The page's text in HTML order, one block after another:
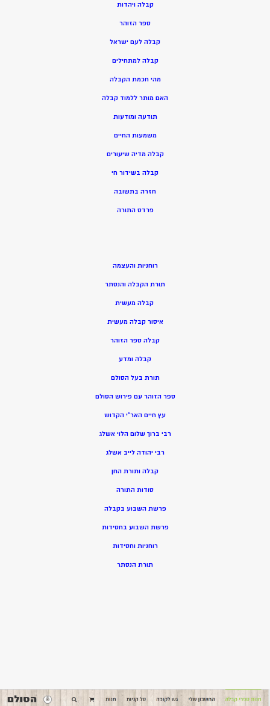
קבלה ויהדות
ספר הזוהר
קבלה לעם ישראל
קבלה למתחילים
מהי חכמת הקבלה
האם מותר ללמוד קבלה
תודעה ומודעות
משמעות החיים
קבלה מדיה שיעורים
קבלה בשידור חי
חזרה בתשובה
פרדס התורה
רוחניות והעצמה
תורת הקבלה והנסתר
קבלה מעשית
איסור קבלה מעשית
קבלה ספר הזוהר
קבלה ומדע
תורת בעל הסולם
ספר הזוהר עם פירוש הסולם
עץ חיים האר”י הקדוש
רבי ברוך שלום הלוי אשלג
רבי יהודה לייב אשלג
קבלה ותורת החן
סודות התורה
פרשת השבוע בקבלה
פרשת השבוע בחסידות
רוחניות וחסידות
תורת הנסתר